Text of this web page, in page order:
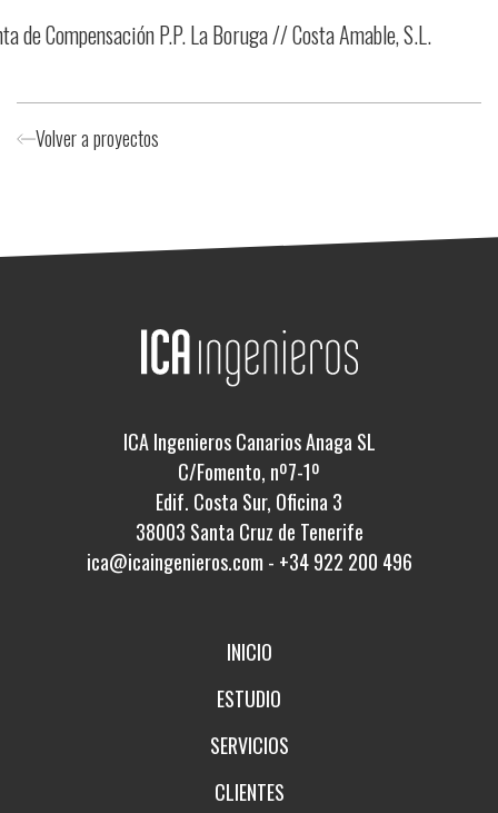
de Compensación P.P. La Boruga // Costa Amable, S.L.
Volver a proyectos
ICA Ingenieros Canarios Anaga SL
C/Fomento, nº7-1º
Edif. Costa Sur, Oficina 3
38003 Santa Cruz de Tenerife
ica@icaingenieros.com - +34 922 200 496
INICIO
ESTUDIO
SERVICIOS
CLIENTES